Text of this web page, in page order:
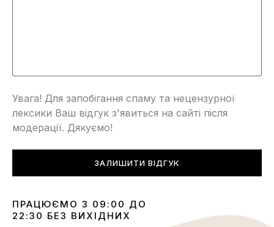
Увага! Для запобігання спаму та нецензурної
лексики Ваш відгук з'явиться на сайті після
модерації. Дякуємо!
ЗАЛИШИТИ ВІДГУК
ПРАЦЮЄМО З 09:00 ДО
22:30 БЕЗ ВИХІДНИХ